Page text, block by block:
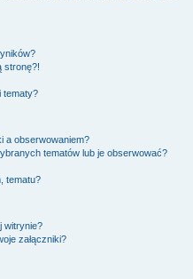
stronę?!
tematy?
a obserwowaniem?
tematów lub je obserwować?
tematu?
witrynie?
załączniki?